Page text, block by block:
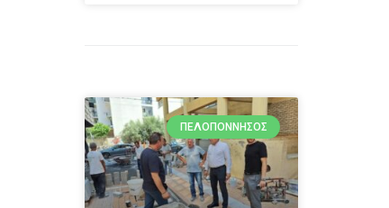
ΠΕΛΟΠΌΝΝΗΣΟΣ